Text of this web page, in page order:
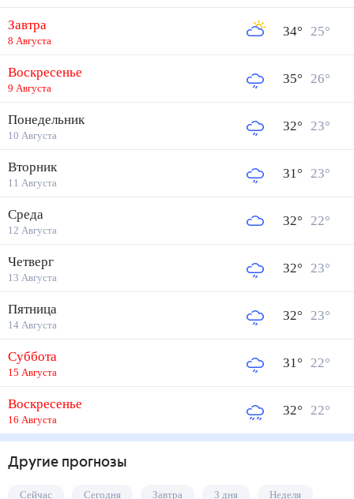
Завтра
8 Августа
34° 25°
Воскресенье
9 Августа
35° 26°
Понедельник
10 Августа
32° 23°
Вторник
11 Августа
31° 23°
Среда
12 Августа
32° 22°
Четверг
13 Августа
32° 23°
Пятница
14 Августа
32° 23°
Суббота
15 Августа
31° 22°
Воскресенье
16 Августа
32° 22°
Другие прогнозы
Сейчас Сегодня Завтра 3 дня Неделя